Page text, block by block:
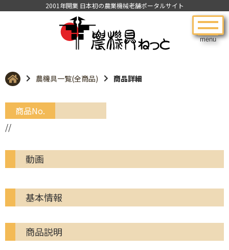
menu
2001年開業 日本初の農業機械老舗ポータルサイト
農機具一覧(全商品) 商品詳細
商品No.
//
動画
基本情報
商品説明